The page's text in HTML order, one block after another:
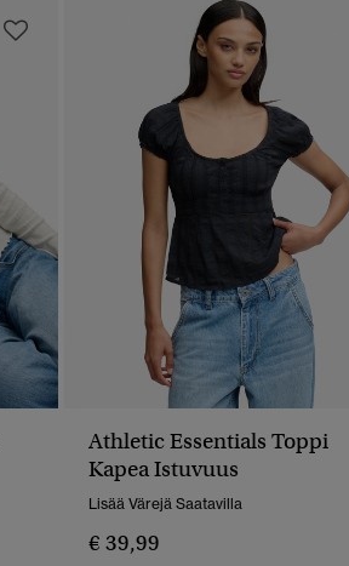
Athletic Essentials Toppi
Kapea Istuvuus
Lisää Värejä Saatavilla
€ 39,99